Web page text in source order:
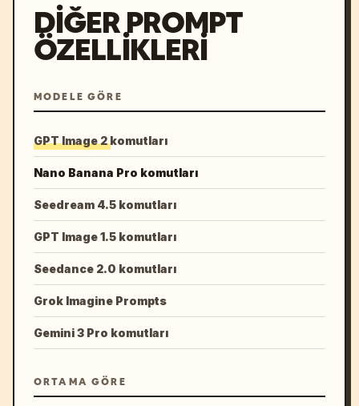
DIĞER PROMPT
ÖZELLIKLERI
MODELE GÖRE
GPT Image 2 komutları
Nano Banana Pro komutları
Seedream 4.5 komutları
GPT Image 1.5 komutları
Seedance 2.0 komutları
Grok Imagine Prompts
Gemini 3 Pro komutları
ORTAMA GÖRE